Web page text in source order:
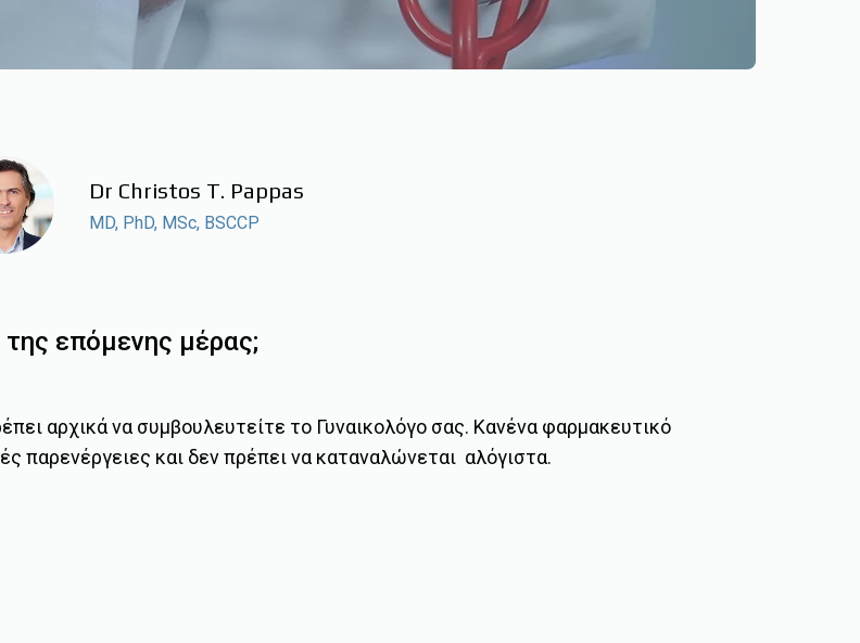
Dr Christos T. Pappas
MD, PhD, MSc, BSCCP
επόμενης μέρας;
αρχικά να συμβουλευτείτε το Γυναικολόγο σας. Κανένα φαρμακευτικό
παρενέργειες και δεν πρέπει να καταναλώνεται αλόγιστα.